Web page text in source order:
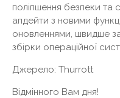
поліпшення безпеки та
апдейти з новими
оновленнями, швидше
збірки операційної
Джерело: Thurrott
Відмінного Вам дня!